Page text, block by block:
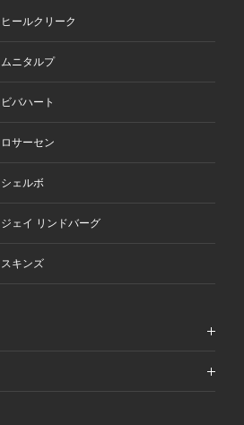
ヒールクリーク
ムニタルプ
ビバハート
ロサーセン
シェルボ
ジェイ リンドバーグ
スキンズ